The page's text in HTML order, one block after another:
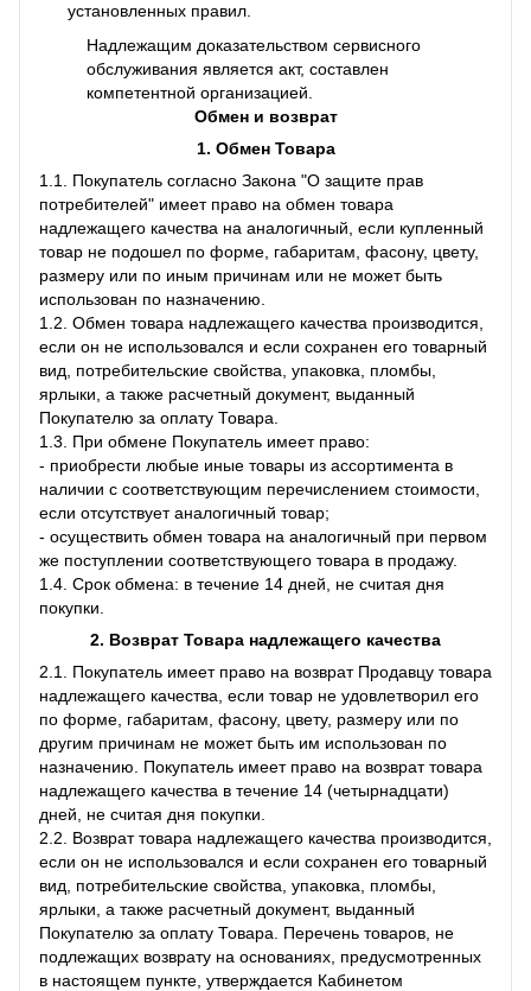
установленных правил.
Надлежащим доказательством сервисного
обслуживания является акт, составлен
компетентной организацией.
Обмен и возврат
1. Обмен Товара
1.1. Покупатель согласно Закона "О защите прав
потребителей" имеет право на обмен товара
надлежащего качества на аналогичный, если купленный
товар не подошел по форме, габаритам, фасону, цвету,
размеру или по иным причинам или не может быть
использован по назначению.
1.2. Обмен товара надлежащего качества производится,
если он не использовался и если сохранен его товарный
вид, потребительские свойства, упаковка, пломбы,
ярлыки, а также расчетный документ, выданный
Покупателю за оплату Товара.
1.3. При обмене Покупатель имеет право:
- приобрести любые иные товары из ассортимента в
наличии с соответствующим перечислением стоимости,
если отсутствует аналогичный товар;
- осуществить обмен товара на аналогичный при первом
же поступлении соответствующего товара в продажу.
1.4. Срок обмена: в течение 14 дней, не считая дня
покупки.
2. Возврат Товара надлежащего качества
2.1. Покупатель имеет право на возврат Продавцу товара
надлежащего качества, если товар не удовлетворил его
по форме, габаритам, фасону, цвету, размеру или по
другим причинам не может быть им использован по
назначению. Покупатель имеет право на возврат товара
надлежащего качества в течение 14 (четырнадцати)
дней, не считая дня покупки.
2.2. Возврат товара надлежащего качества производится,
если он не использовался и если сохранен его товарный
вид, потребительские свойства, упаковка, пломбы,
ярлыки, а также расчетный документ, выданный
Покупателю за оплату Товара. Перечень товаров, не
подлежащих возврату на основаниях, предусмотренных
в настоящем пункте, утверждается Кабинетом